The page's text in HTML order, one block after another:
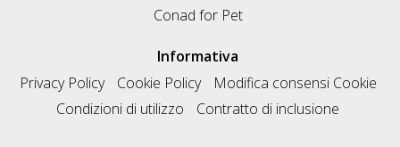
Conad for Pet
Informativa
Privacy Policy
Cookie Policy
Modifica consensi Cookie
Condizioni di utilizzo
Contratto di inclusione